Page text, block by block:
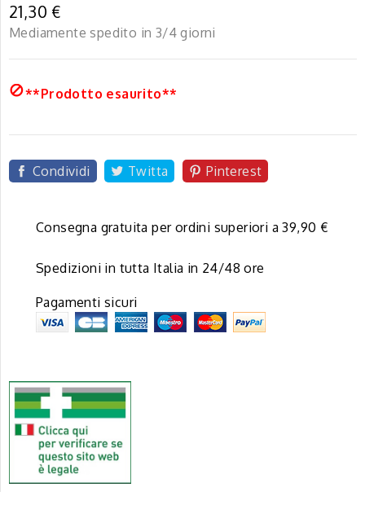
21,30 €
Mediamente spedito in 3/4 giorni
**Prodotto esaurito**
Condividi Twitta Pinterest
Consegna gratuita per ordini superiori a 39,90 €
Spedizioni in tutta Italia in 24/48 ore
Pagamenti sicuri